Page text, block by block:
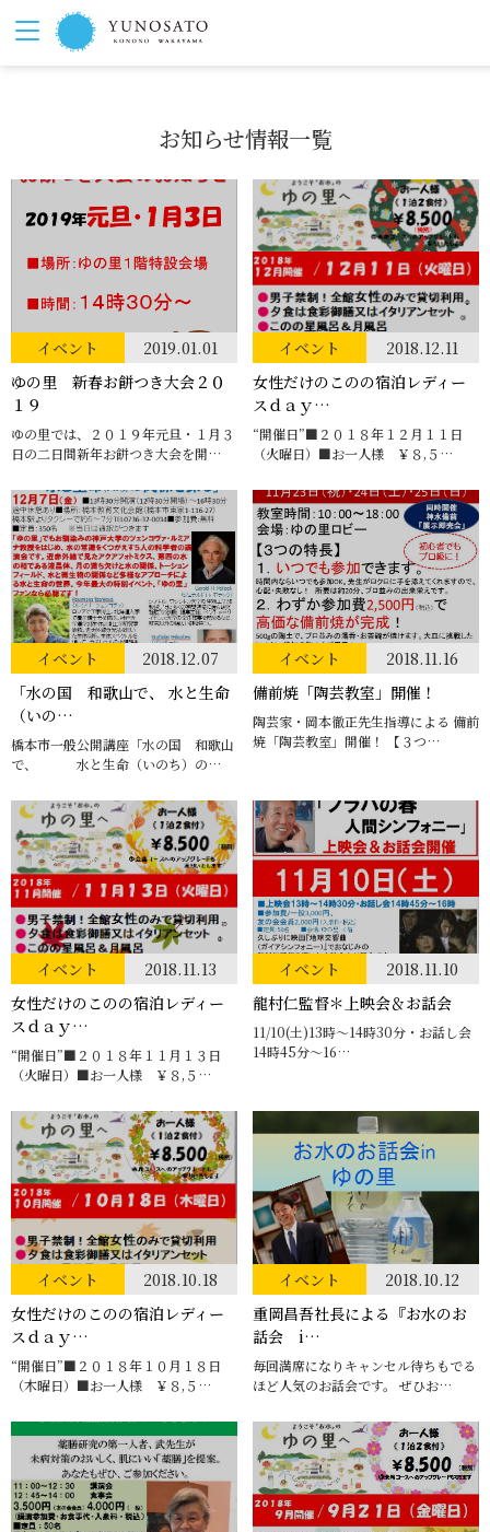
お知らせ情報一覧
イベント
2019.01.01
ゆの里 新春お餅つき大会２０
１９
ゆの里では、２０１９年元旦・１月３
日の二日間新年お餅つき大会を開…
イベント
2018.12.11
女性だけのこのの宿泊レディー
スｄａｙ…
“開催日”■２０１８年１２月１１日
（火曜日）■お一人様 ￥８,５…
イベント
2018.12.07
「水の国 和歌山で、 水と生命
（いの…
橋本市一般公開講座「水の国 和歌山
で、 水と生命（いのち）の…
イベント
2018.11.16
備前焼「陶芸教室」開催！
陶芸家・岡本徹正先生指導による 備前
焼「陶芸教室」開催！ 【３つ…
イベント
2018.11.13
女性だけのこのの宿泊レディー
スｄａｙ…
“開催日”■２０１８年１１月１３日
（火曜日）■お一人様 ￥８,５…
イベント
2018.11.10
龍村仁監督＊上映会＆お話会
11/10(土)13時～14時30分・お話し会
14時45分～16…
イベント
2018.10.18
女性だけのこのの宿泊レディー
スｄａｙ…
“開催日”■２０１８年１０月１８日
（木曜日）■お一人様 ￥８,５…
イベント
2018.10.12
重岡昌吾社長による『お水のお
話会 i…
毎回満席になりキャンセル待ちもでる
ほど人気のお話会です。 ぜひお…